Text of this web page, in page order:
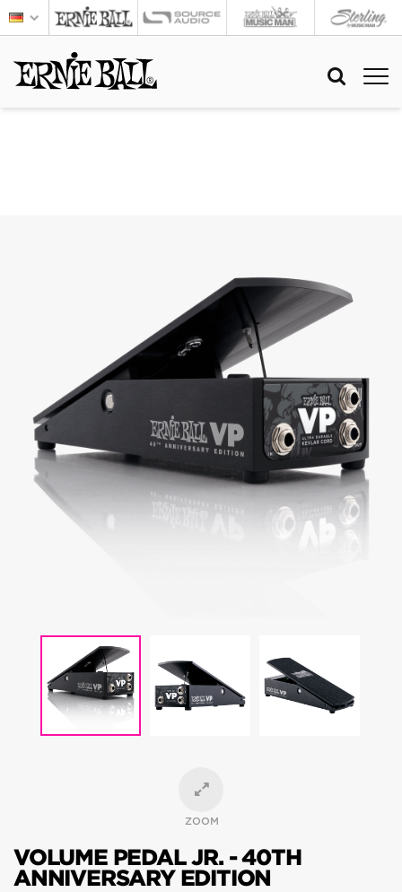
ZOOM
VOLUME PEDAL JR. - 40TH
ANNIVERSARY EDITION